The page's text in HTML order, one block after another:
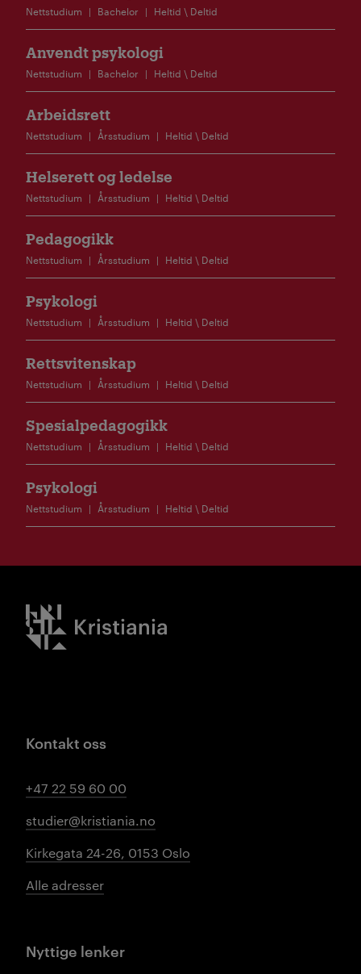
Nettstudium Bachelor Heltid \ Deltid
Anvendt psykologi
Nettstudium Bachelor Heltid \ Deltid
Arbeidsrett
Nettstudium Årsstudium Heltid \ Deltid
Helserett og ledelse
Nettstudium Årsstudium Heltid \ Deltid
Pedagogikk
Nettstudium Årsstudium Heltid \ Deltid
Psykologi
Nettstudium Årsstudium Heltid \ Deltid
Rettsvitenskap
Nettstudium Årsstudium Heltid \ Deltid
Spesialpedagogikk
Nettstudium Årsstudium Heltid \ Deltid
Psykologi
Nettstudium Årsstudium Heltid \ Deltid
Kristiania logo
Kontakt oss
+47 22 59 60 00
studier@kristiania.no
Kirkegata 24-26, 0153 Oslo
Alle adresser
Nyttige lenker